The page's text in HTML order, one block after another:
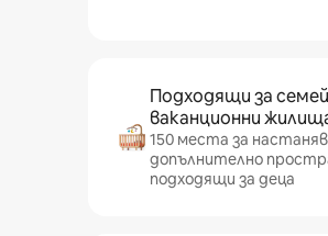
Подходящи за
ваканционни
150 места за
допълнително
подходящи за деца